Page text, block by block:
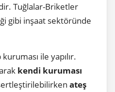
Tuğlalar-Briketler
gibi inşaat sektöründe
ile yapılır.
kendi kuruması
ateş